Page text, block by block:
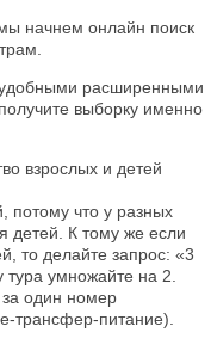
начнем онлайн поиск
удобными расширенными
выборку именно
взрослых и детей
потому что у разных
детей. К тому же если
то делайте запрос: «3
умножайте на 2.
один номер
трансфер-питание).